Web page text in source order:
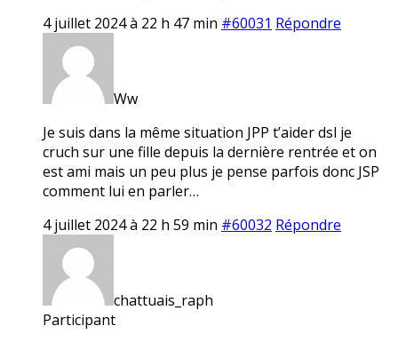
4 juillet 2024 à 22 h 47 min #60031 Répondre
Ww
Je suis dans la même situation JPP t’aider dsl je
cruch sur une fille depuis la dernière rentrée et on
est ami mais un peu plus je pense parfois donc JSP
comment lui en parler…
4 juillet 2024 à 22 h 59 min #60032 Répondre
chattuais_raph
Participant